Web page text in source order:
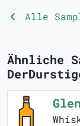
Alle
Ähnliche